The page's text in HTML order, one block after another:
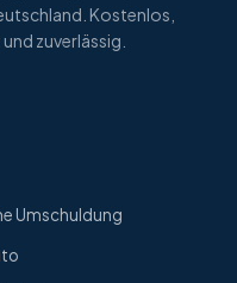
Kostenlos,
zuverlässig.
Umschuldung